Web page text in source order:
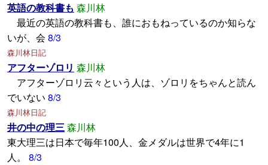
英語の教科書も 森川林
最近の英語の教科書も、誰におもねっているのか知らな
いが、会 8/3
森川林日記
アフターゾロリ 森川林
アフターゾロリ云々という人は、ゾロリをちゃんと読ん
でいない 8/3
森川林日記
井の中の理三森川林
東大理三は日本で毎年100人、金メダルは世界で4年に1
人。 8/3